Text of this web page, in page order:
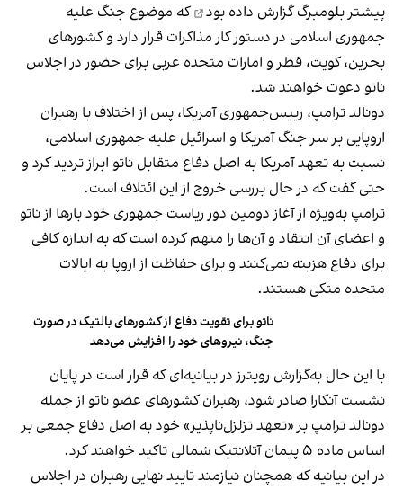
پیشتربلومبرگ گزارش داده بود
که موضوع جنگ علیه
جمهوری اسلامی در دستور کار مذاکرات قرار دارد و کشورهای
بحرین، کویت، قطر و امارات متحده عربی برای حضور در اجلاس
ناتو دعوت خواهند شد.
دونالد ترامپ، رییس‌جمهوری آمریکا، پس از اختلاف با رهبران
اروپایی بر سر جنگ آمریکا و اسرائیل علیه جمهوری اسلامی،
نسبت به تعهد آمریکا به اصل دفاع متقابل ناتو ابراز تردید کرد و
حتی گفت که در حال بررسی خروج از این ائتلاف است.
ترامپ به‌ویژه از آغاز دومین دور ریاست جمهوری خود بارها از ناتو
و اعضای آن انتقاد و آن‌ها را متهم کرده است که به اندازه کافی
برای دفاع هزینه نمی‌کنند و برای حفاظت از اروپا به ایالات
متحده متکی هستند.
ناتو برای تقویت دفاع از کشورهای بالتیک در صورت
جنگ، نیروهای خود را افزایش می‌دهد
با این حال به‌گزارش رویترز در بیانیه‌ای که قرار است در پایان
نشست آنکارا صادر شود، رهبران کشورهای عضو ناتو از جمله
دونالد ترامپ بر «تعهد تزلزل‌ناپذیر» خود به اصل دفاع جمعی بر
اساس ماده ۵ پیمان آتلانتیک شمالی تاکید خواهند کرد.
در این بیانیه که همچنان نیازمند تایید نهایی رهبران در اجلاس